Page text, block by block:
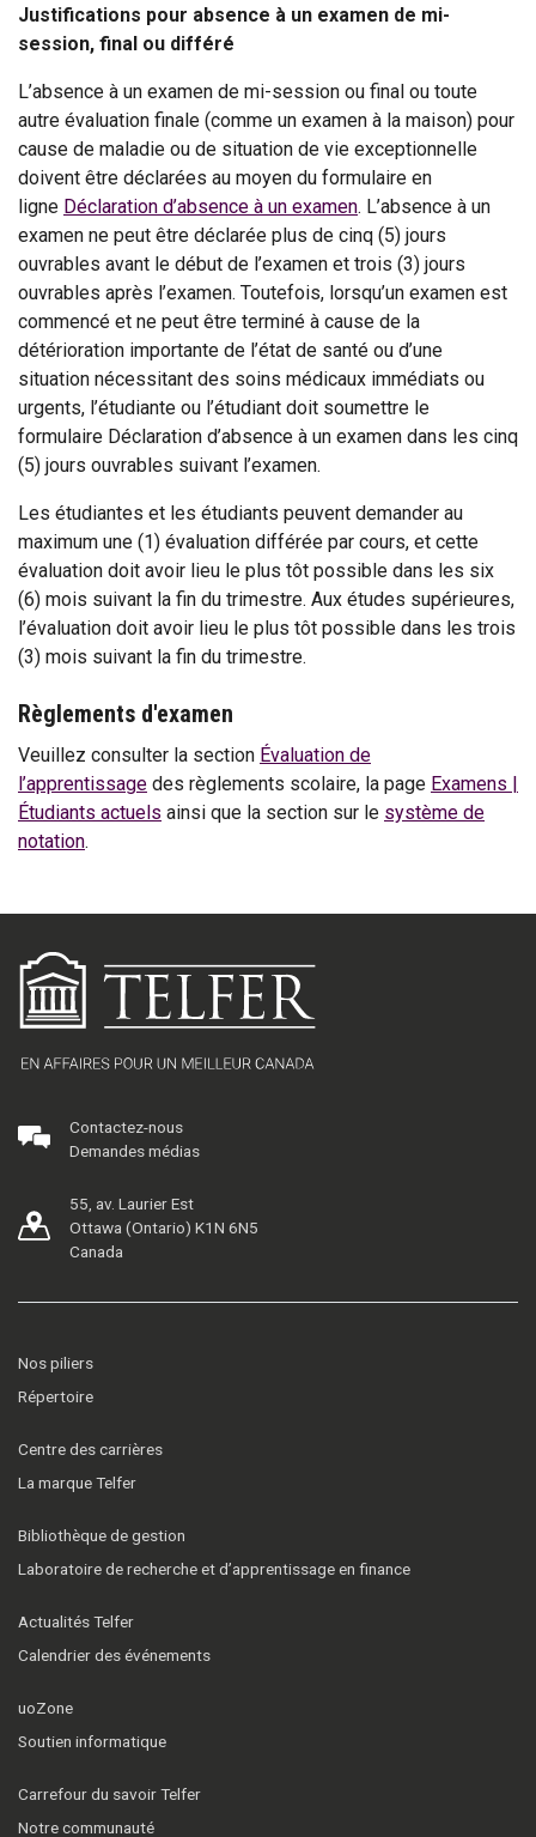
Justifications pour absence à un examen de mi-
session, final ou différé
L’absence à un examen de mi-session ou final ou toute
autre évaluation finale (comme un examen à la maison) pour
cause de maladie ou de situation de vie exceptionnelle
doivent être déclarées au moyen du formulaire en
ligne Déclaration d’absence à un examen. L’absence à un
examen ne peut être déclarée plus de cinq (5) jours
ouvrables avant le début de l’examen et trois (3) jours
ouvrables après l’examen. Toutefois, lorsqu’un examen est
commencé et ne peut être terminé à cause de la
détérioration importante de l’état de santé ou d’une
situation nécessitant des soins médicaux immédiats ou
urgents, l’étudiante ou l’étudiant doit soumettre le
formulaire Déclaration d’absence à un examen dans les cinq
(5) jours ouvrables suivant l’examen.
Les étudiantes et les étudiants peuvent demander au
maximum une (1) évaluation différée par cours, et cette
évaluation doit avoir lieu le plus tôt possible dans les six
(6) mois suivant la fin du trimestre. Aux études supérieures,
l’évaluation doit avoir lieu le plus tôt possible dans les trois
(3) mois suivant la fin du trimestre.
Règlements d'examen
Veuillez consulter la section Évaluation de
l’apprentissage des règlements scolaire, la page Examens |
Étudiants actuels ainsi que la section sur le système de
notation.
Contactez-nous
Demandes médias
55, av. Laurier Est
Ottawa (Ontario) K1N 6N5
Canada
Nos piliers
Répertoire
Centre des carrières
La marque Telfer
Bibliothèque de gestion
Laboratoire de recherche et d’apprentissage en finance
Actualités Telfer
Calendrier des événements
uoZone
Soutien informatique
Carrefour du savoir Telfer
Notre communauté